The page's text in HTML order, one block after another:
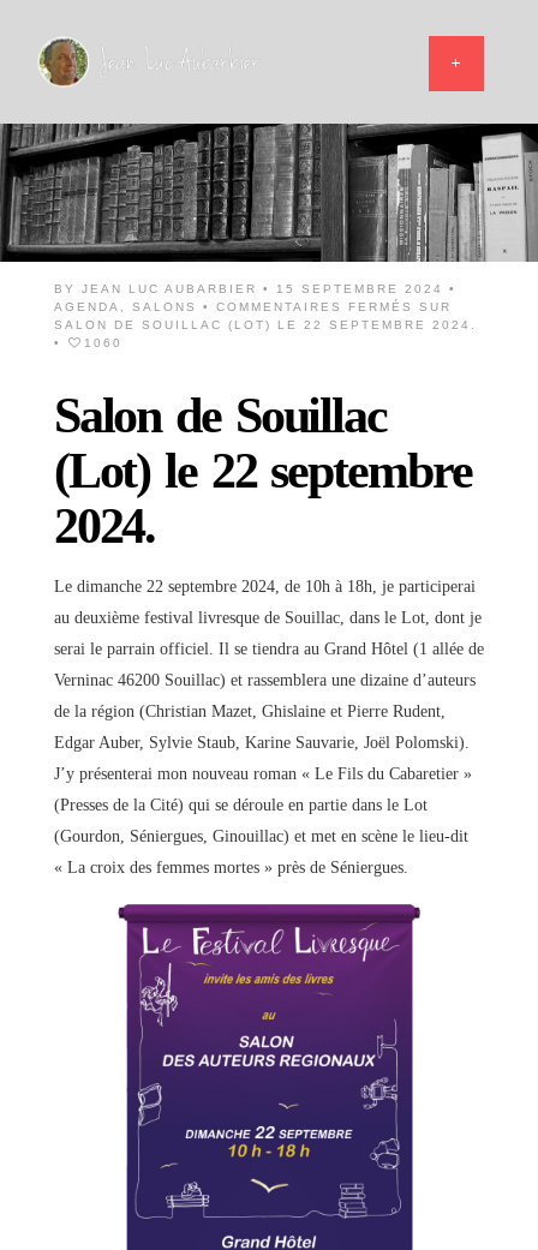
BY JEAN LUC AUBARBIER
• 15 SEPTEMBRE 2024 •
AGENDA
SALONS • COMMENTAIRES FERMÉS
SUR
SALON DE SOUILLAC (LOT) LE 22 SEPTEMBRE 2024.
•
1060
Salon de Souillac
(Lot) le 22 septembre
2024.
Le dimanche 22 septembre 2024, de 10h à 18h, je participerai
au deuxième festival livresque de Souillac, dans le Lot, dont je
serai le parrain officiel. Il se tiendra au Grand Hôtel (1 allée de
Verninac 46200 Souillac) et rassemblera une dizaine d’auteurs
de la région (Christian Mazet, Ghislaine et Pierre Rudent,
Edgar Auber, Sylvie Staub, Karine Sauvarie, Joël Polomski).
J’y présenterai mon nouveau roman « Le Fils du Cabaretier »
(Presses de la Cité) qui se déroule en partie dans le Lot
(Gourdon, Séniergues, Ginouillac) et met en scène le lieu-dit
« La croix des femmes mortes » près de Séniergues.